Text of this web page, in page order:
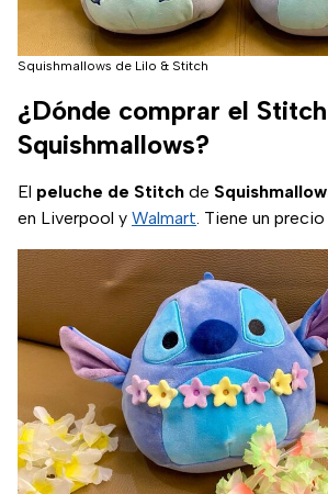
Squishmallows de Lilo & Stitch
¿Dónde comprar el
Squishmallows?
El peluche de Stitch de
en Liverpool y Walmart. Tiene un